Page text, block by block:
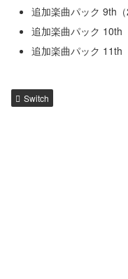
追加楽曲パック 9th
追加楽曲パック 10th
追加楽曲パック 11th
Switch